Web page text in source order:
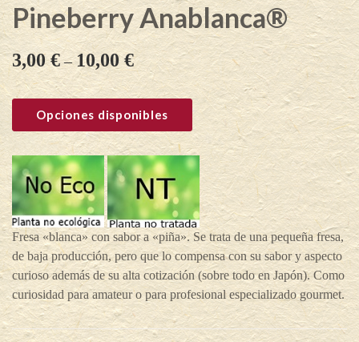
Pineberry Anablanca®
3,00€–10,00€
Opciones disponibles
Fresa «blanca» con sabor a «piña». Se trata de una pequeña fresa,
de baja producción, pero que lo compensa con su sabor y aspecto
curioso además de su alta cotización (sobre todo en Japón). Como
curiosidad para amateur o para profesional especializado gourmet.